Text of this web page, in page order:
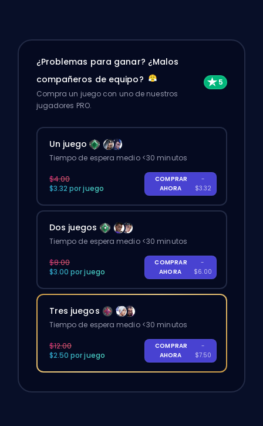
¿Problemas para ganar? ¿Malos
compañeros de equipo?
Compra un juego con uno de nuestros
jugadores PRO.
Un juego
Tiempo de espera medio <30 minutos
$4.00
$3.32 por juego
COMPRAR
AHORA
-
$3.32
Dos juegos
Tiempo de espera medio <30 minutos
$8.00
$3.00 por juego
COMPRAR
AHORA
-
$6.00
Tres juegos
Tiempo de espera medio <30 minutos
$12.00
$2.50 por juego
COMPRAR
AHORA
-
$7.50